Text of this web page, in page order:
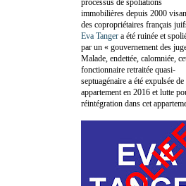
immobilières depuis 2000
des copropriétaires français
Eva Tanger a été ruinée et
par un « gouvernement des
Malade, endettée, calomniée,
fonctionnaire retraitée quasi-
septuagénaire a été expulsée
appartement en 2016 et lutte
réintégration dans cet